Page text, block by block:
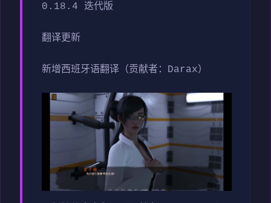
0.18.4 迭代版
翻译更新
新增西班牙语翻译（贡献者：Darax）